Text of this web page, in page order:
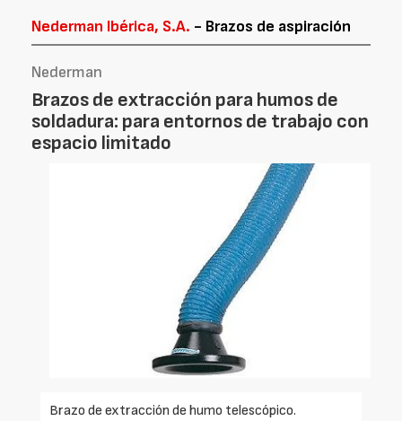
Nederman Ibérica, S.A. - Brazos de aspiración
Nederman
Brazos de extracción para humos de
soldadura: para entornos de trabajo con
espacio limitado
Brazo de extracción de humo telescópico.